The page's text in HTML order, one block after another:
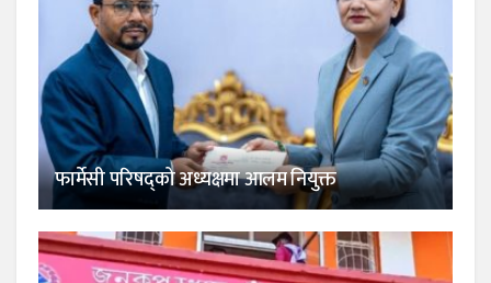
फार्मेसी परिषद्को अध्यक्षमा आलम नियुक्त